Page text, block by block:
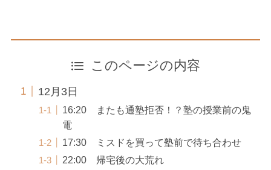
このページの内容
12月3日
16:20 またも通塾拒否！？塾の授業前の鬼
電
17:30 ミスドを買って塾前で待ち合わせ
22:00 帰宅後の大荒れ